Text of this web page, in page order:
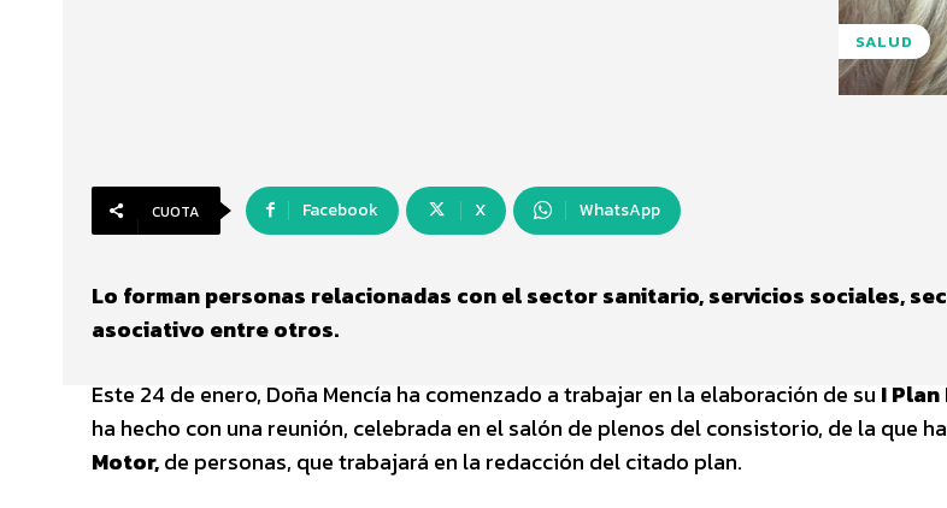
SALUD
CUOTA Facebook X WhatsApp
Lo forman personas relacionadas con el sector sanitario, servicios sociales,
asociativo entre otros.
Este 24 de enero, Doña Mencía ha comenzado a trabajar en la elaboración de su I
ha hecho con una reunión, celebrada en el salón de plenos del consistorio, de la que
Motor,de personas, que trabajará en la redacción del citado plan.